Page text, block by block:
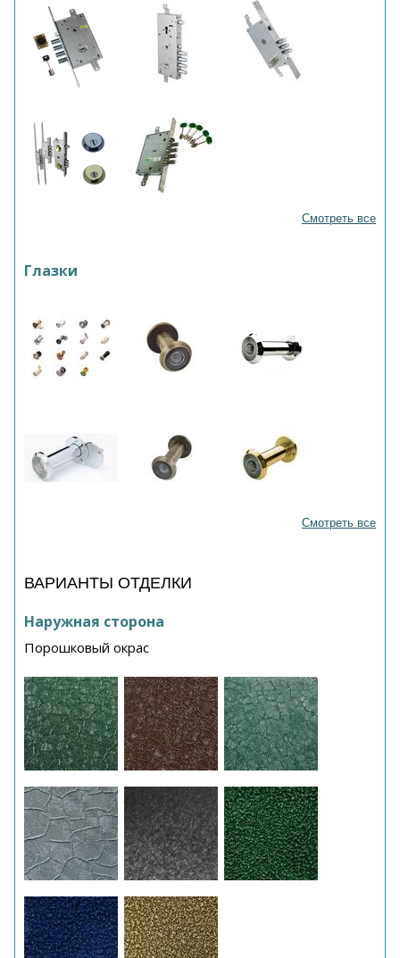
Смотреть все
Глазки
Смотреть все
ВАРИАНТЫ ОТДЕЛКИ
Наружная сторона
Порошковый окрас